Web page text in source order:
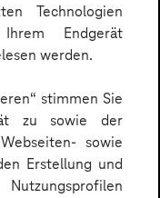
Technologien
Endgerät
werden.
stimmen Sie
zu sowie der
sowie
Erstellung und
Sie
gesamten
Business
Use Cases,
sowie
und DSGVO –